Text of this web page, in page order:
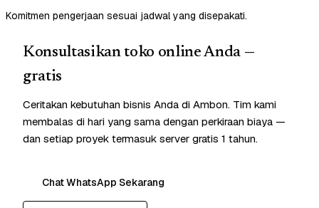
Komitmen pengerjaan sesuai jadwal yang disepakati.
Konsultasikan toko online Anda —
gratis
Ceritakan kebutuhan bisnis Anda di Ambon. Tim kami
membalas di hari yang sama dengan perkiraan biaya —
dan setiap proyek termasuk server gratis 1 tahun.
Chat WhatsApp Sekarang